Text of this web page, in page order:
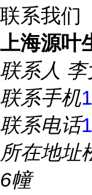
联系我们
上海源叶
联系人 李
联系手机
联系电话
所在地址
6幢